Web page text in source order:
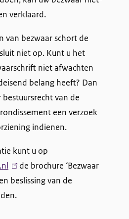
verklaard.
van bezwaar schort de
niet op. Kunt u het
niet afwachten
belang heeft? Dan
van de
een verzoek
indienen.
kunt u op
i
de brochure ‘Bezwaar
beslissing van de